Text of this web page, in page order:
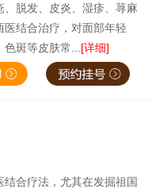
、脱发、皮炎、湿疹、荨麻
医结合治疗，对面部年轻
斑等皮肤常... [详细]
结合疗法，尤其在发掘祖国